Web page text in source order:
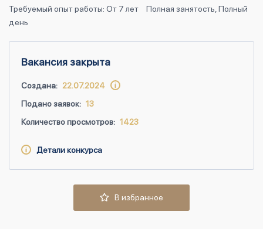
Требуемый опыт работы: От 7 лет
Полная занятость, Полный
день
Вакансия закрыта
Создана: 22.07.2024
Подано заявок: 13
Количество просмотров: 1423
Детали конкурса
В избранное